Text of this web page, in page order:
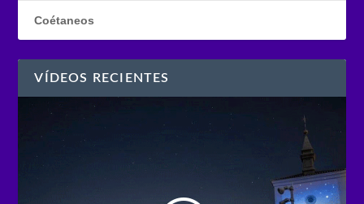
Coétaneos
VÍDEOS RECIENTES